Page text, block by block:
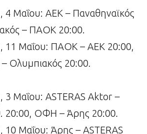
4 Μαΐου: ΑΕΚ – Παναθηναϊκός
– ΠΑΟΚ 20:00.
11 Μαΐου: ΠΑΟΚ – ΑΕΚ 20:00,
Ολυμπιακός 20:00.
3 Μαΐου: ASTERAS Aktor –
20:00, ΟΦΗ – Άρης 20:00.
10 Μαΐου: Άρης – ASTERAS